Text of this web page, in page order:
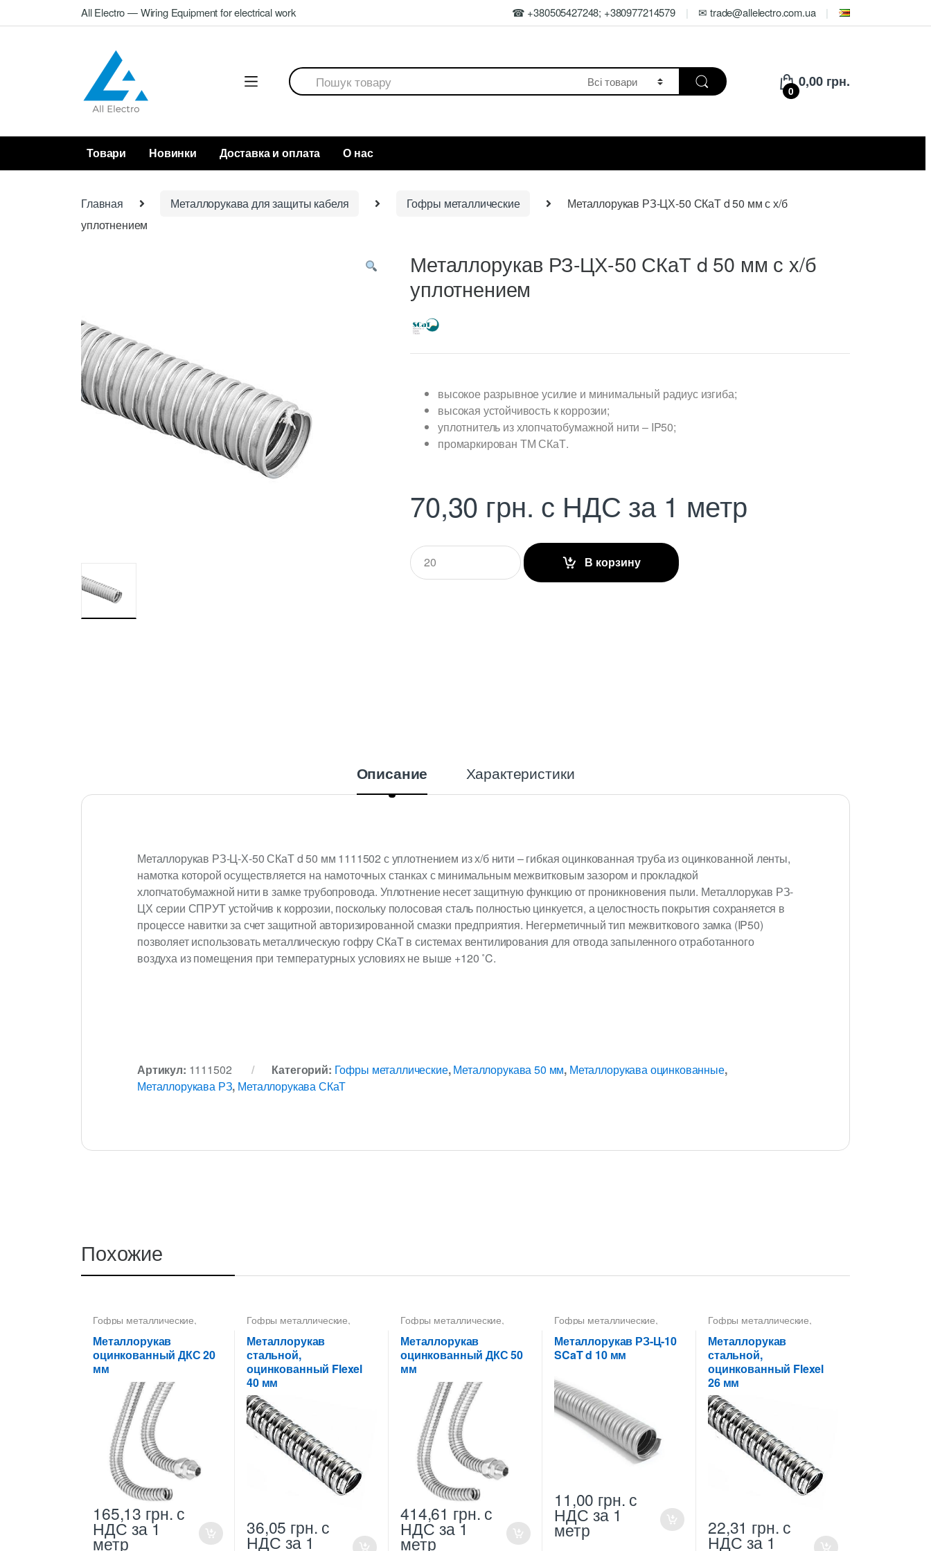
to
to
All Electro — Wiring Equipment for electrical work ☎ +380505427248; +380977214579 ✉ trade@allelectro.com.ua
Search
for:
0
0,00 грн.
Товари Новинки Доставка и оплата О нас
Главная Металлорукава для защиты кабеля Гофры металлические
Металлорукав РЗ-ЦХ-50 СКаТ d 50 мм с х/б
уплотнением
Металлорукав РЗ-ЦХ-50 СКаТ d 50 мм с х/б
уплотнением
высокое разрывное усилие и минимальный радиус изгиба;
высокая устойчивость к коррозии;
уплотнитель из хлопчатобумажной нити – IP50;
промаркирован ТМ СКаТ.
70,30 грн. с НДС за 1 метр
Q
u
a
В корзину
Описание Характеристики
Металлорукав РЗ-Ц-Х-50 СКаТ d 50 мм 1111502 с уплотнением из х/б нити – гибкая оцинкованная труба из оцинкованной ленты,
намотка которой осуществляется на намоточных станках с минимальным межвитковым зазором и прокладкой
хлопчатобумажной нити в замке трубопровода. Уплотнение несет защитную функцию от проникновения пыли. Металлорукав РЗ-
ЦХ серии СПРУТ устойчив к коррозии, поскольку полосовая сталь полностью цинкуется, а целостность покрытия сохраняется в
процессе навитки за счет защитной авторизированной смазки предприятия. Негерметичный тип межвиткового замка (IP50)
позволяет использовать металлическую гофру СКаТ в системах вентилирования для отвода запыленного отработанного
воздуха из помещения при температурных условиях не выше +120 ˚C.
Артикул: 1111502 Категорий: Гофры металлические,Металлорукава 50 мм, Металлорукава оцинкованные,
Металлорукава РЗ, Металлорукава СКаТ
Похожие
Гофры металлические,
Металлорукава
оцинкованные
Металлорукав
оцинкованный ДКС 20
мм
165,13 грн. с
НДС за 1
метр
Гофры металлические,
Металлорукава
оцинкованные
Металлорукав
стальной,
оцинкованный Flexel
40 мм
36,05 грн. с
НДС за 1
Гофры металлические,
Металлорукава
оцинкованные
Металлорукав
оцинкованный ДКС 50
мм
414,61 грн. с
НДС за 1
метр
Гофры металлические,
Металлорукава
оцинкованные,
Металлорукава РЗ
Металлорукав РЗ-Ц-10
SCaT d 10 мм
11,00 грн. с
НДС за 1
метр
Гофры металлические,
Металлорукава
оцинкованные
Металлорукав
стальной,
оцинкованный Flexel
26 мм
22,31 грн. с
НДС за 1